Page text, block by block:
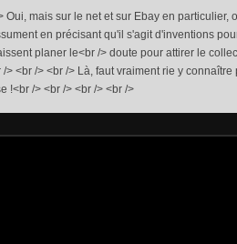
Oui, mais sur le net et sur Ebay en particulier,
en précisant qu'il s'agit d'inventions
planer le<br /> doute pour attirer le
/> <br /> <br /> Là, faut vraiment rie y
!<br /> <br /> <br /> <br />